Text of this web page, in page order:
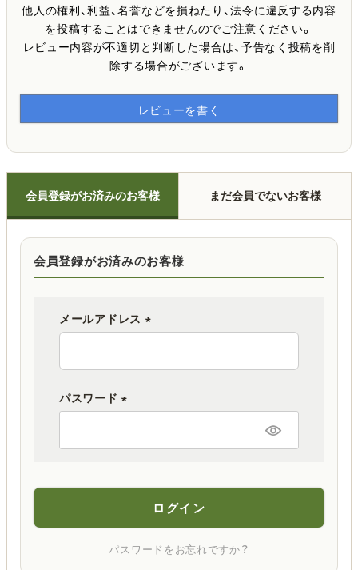
他人の権利、利益、名誉などを損ねたり、法令に違反する内容
を投稿することはできませんのでご注意ください。
レビュー内容が不適切と判断した場合は、予告なく投稿を削
除する場合がございます。
レビューを書く
会員登録がお済みのお客様 まだ会員でないお客様
会員登録がお済みのお客様
メールアドレス
パスワード
ログイン
パスワードをお忘れですか？